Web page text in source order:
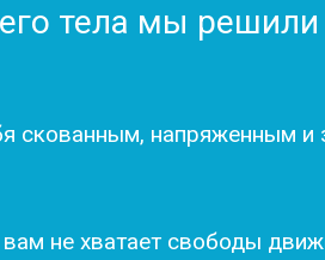
тела мы решили
скованным, напряженным
вам не хватает свободы